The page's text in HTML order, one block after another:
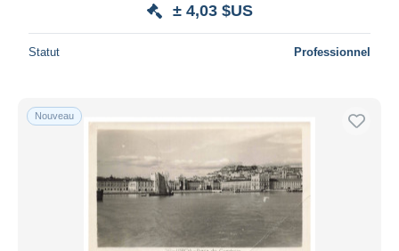
± 4,03 $US
Statut Professionnel
Nouveau